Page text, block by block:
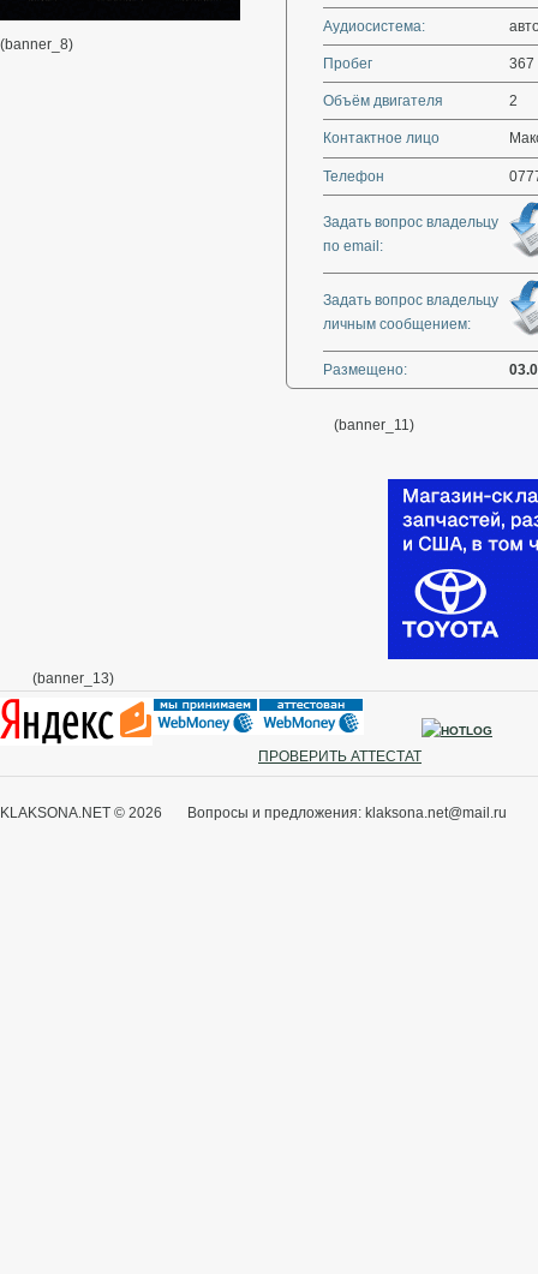
(banner_8)
Аудиосистема:
Пробег 367
Объём двигателя 2
Контактное лицо
Телефон
Задать вопрос владельцу
по email:
Задать вопрос владельцу
личным сообщением:
Размещено:
(banner_11)
(banner_13)
ПРОВЕРИТЬ АТТЕСТАТ
KLAKSONA.NET © 2026 Вопросы и предложения: klaksona.net@mail.ru